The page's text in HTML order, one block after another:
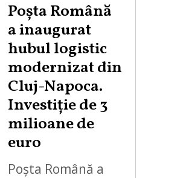
Poșta Română
a inaugurat
hubul logistic
modernizat din
Cluj-Napoca.
Investiție de 3
milioane de
euro
Poșta Română a